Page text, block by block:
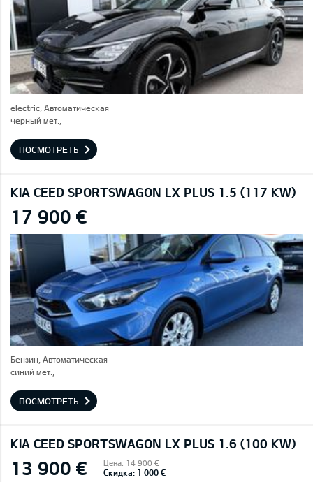
electric, Автоматическая
черный мет.,
ПОСМОТРЕТЬ
KIA CEED SPORTSWAGON LX PLUS 1.5 (117 KW)
17 900 €
Бензин, Автоматическая
синий мет.,
ПОСМОТРЕТЬ
KIA CEED SPORTSWAGON LX PLUS 1.6 (100 KW)
13 900 € Цена: 14 900 €
Скидка: 1 000 €